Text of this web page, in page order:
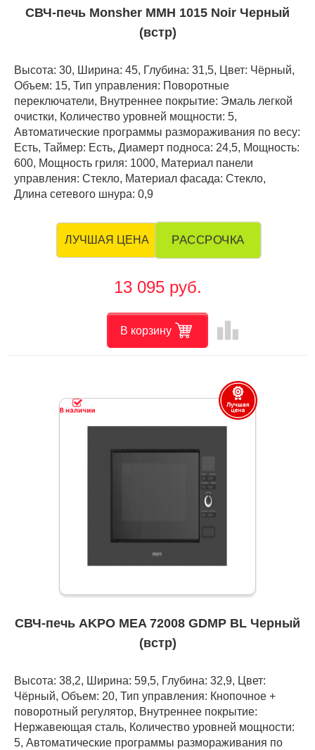
СВЧ-печь Monsher MMH 1015 Noir Черный
(встр)
Высота: 30, Ширина: 45, Глубина: 31,5, Цвет: Чёрный,
Объем: 15, Тип управления: Поворотные
переключатели, Внутреннее покрытие: Эмаль легкой
очистки, Количество уровней мощности: 5,
Автоматические программы размораживания по весу:
Есть, Таймер: Есть, Диамерт подноса: 24,5, Мощность:
600, Мощность гриля: 1000, Материал панели
управления: Стекло, Материал фасада: Стекло,
Длина сетевого шнура: 0,9
ЛУЧШАЯ ЦЕНА РАССРОЧКА
13 095 руб.
В корзину leaderboard
СВЧ-печь AKPO MEA 72008 GDMP BL Черный
(встр)
Высота: 38,2, Ширина: 59,5, Глубина: 32,9, Цвет:
Чёрный, Объем: 20, Тип управления: Кнопочное +
поворотный регулятор, Внутреннее покрытие:
Нержавеющая сталь, Количество уровней мощности:
5, Автоматические программы размораживания по